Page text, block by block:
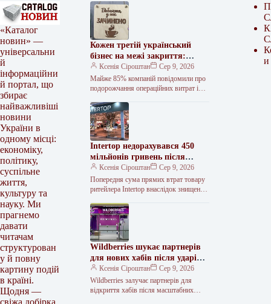
«Каталог
новин» —
універсальни
й
інформаційни
й портал, що
збирає
найважливіші
новини
України в
одному місці:
економіку,
політику,
суспільне
життя,
культуру та
науку. Ми
прагнемо
давати
читачам
структурован
у й повну
картину подій
в країні.
Щодня —
Кожен третій український
бізнес на межі закриття:
дослідження
Ксенія Сіроштан
Сер 9, 2026
Майже 85% компаній повідомили про
подорожчання операційних витрат і
відкритих джерел. Шість із десяти
представників малого…
Intertop недорахувався 450
мільйонів гривень після
руйнування складу під
Києвом
Ксенія Сіроштан
Сер 9, 2026
Попередня сума прямих втрат товару
ритейлера Intertop внаслідок знищення
російською атакою становить 450 млн
грн. Про це…
Wildberries шукає партнерів
для нових хабів після ударів
по складах
Ксенія Сіроштан
Сер 9, 2026
Wildberries залучає партнерів для
відкриття хабів після масштабних
и